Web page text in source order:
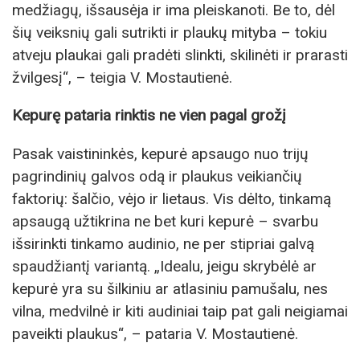
medžiagų, išsausėja ir ima pleiskanoti. Be to, dėl
šių veiksnių gali sutrikti ir plaukų mityba – tokiu
atveju plaukai gali pradėti slinkti, skilinėti ir prarasti
žvilgesį“, – teigia V. Mostautienė.
Kepurę pataria rinktis ne vien pagal grožį
Pasak vaistininkės, kepurė apsaugo nuo trijų
pagrindinių galvos odą ir plaukus veikiančių
faktorių: šalčio, vėjo ir lietaus. Vis dėlto, tinkamą
apsaugą užtikrina ne bet kuri kepurė – svarbu
išsirinkti tinkamo audinio, ne per stipriai galvą
spaudžiantį variantą. „Idealu, jeigu skrybėlė ar
kepurė yra su šilkiniu ar atlasiniu pamušalu, nes
vilna, medvilnė ir kiti audiniai taip pat gali neigiamai
paveikti plaukus“, – pataria V. Mostautienė.